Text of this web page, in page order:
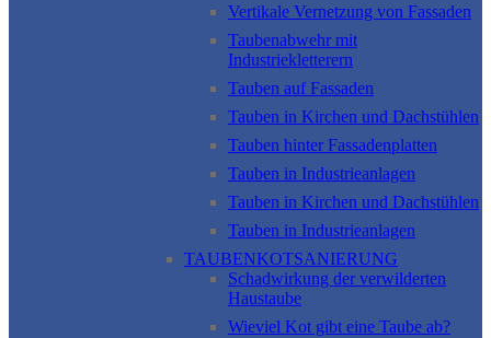
Vertikale Vernetzung von Fassaden
Taubenabwehr mit
Industriekletterern
Tauben auf Fassaden
Tauben in Kirchen und Dachstühlen
Tauben hinter Fassadenplatten
Tauben in Industrieanlagen
Tauben in Kirchen und Dachstühlen
Tauben in Industrieanlagen
TAUBENKOTSANIERUNG
Schadwirkung der verwilderten
Haustaube
Wieviel Kot gibt eine Taube ab?